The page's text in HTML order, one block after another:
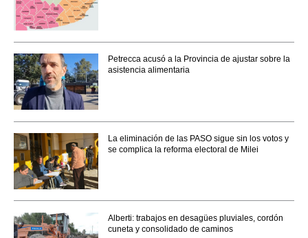
Petrecca acusó a la Provincia de ajustar sobre la
asistencia alimentaria
La eliminación de las PASO sigue sin los votos y
se complica la reforma electoral de Milei
Alberti: trabajos en desagües pluviales, cordón
cuneta y consolidado de caminos